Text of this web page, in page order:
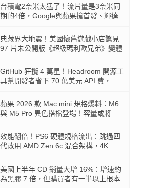
台積電2奈米太猛了！流片量是3奈米同
期的4倍，Google與蘋果搶首發、輝達
典藏界大地震！美國懷舊遊戲小店驚見
97 片未公開版《超級瑪利歐兄弟》變體
GitHub 狂攬 4 萬星！Headroom 開源工
具幫開發者省下 70 萬美元 API 費，
蘋果 2026 款 Mac mini 規格爆料：M6
與 M5 Pro 異色搭檔登場！容量或將
效能翻倍！PS6 硬體規格流出：跳過四
代改用 AMD Zen 6c 混合架構，4K
美國上半年 CD 銷量大增 16%：增速約
為黑膠 7 倍，但購買者有一半以上根本